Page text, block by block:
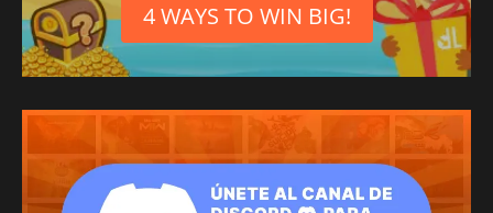
4 WAYS TO WIN BIG!